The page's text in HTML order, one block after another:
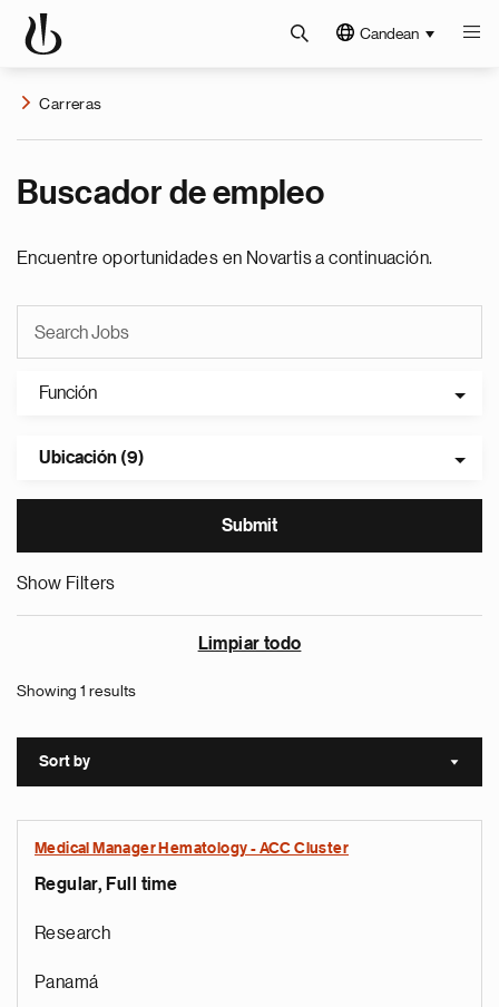
Candean
Carreras
Buscador de empleo
Encuentre oportunidades en Novartis a continuación.
Función
Ubicación (9)
Show Filters
Limpiar todo
Showing 1 results
Sort by Sort
Medical Manager Hematology - ACC Cluster
Regular, Full time
Research
Panamá